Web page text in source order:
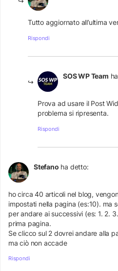
Tutto aggiornato all’ultima
Rispondi
SOS WP Team
Prova ad usare il Post
problema si ripresenta.
Rispondi
Stefano ha detto:
ho circa 40 articoli nel blog,
impostati nella pagina (es:10). ma
per andare ai successivi (es: 1. 2.
prima pagina.
Se clicco sul 2 dovrei andare alla
ma ciò non accade
Rispondi